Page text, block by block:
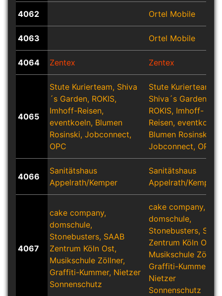
4062 Ortel Mobile
4063 Ortel Mobile
4064 Zentex Zentex
4065
Stute Kurierteam, Shiva
´s Garden, ROKIS,
Imhoff-Reisen,
eventkoeln, Blumen
Rosinski, Jobconnect,
OPC
Stute Kurierteam,
Shiva´s Garden,
ROKIS, Imhoff-
Reisen, eventkoeln,
Blumen Rosinski,
Jobconnect, OPC
4066
Sanitätshaus
Appelrath/Kemper
Sanitätshaus
Appelrath/Kemper
4067
cake company,
domschule,
Stonebusters, SAAB
Zentrum Köln Ost,
Musikschule Zöllner,
Graffiti-Kummer, Nietzer
Sonnenschutz
cake company,
domschule,
Stonebusters,
Zentrum Köln Ost,
Musikschule
Graffiti-Kummer,
Nietzer
Sonnenschutz